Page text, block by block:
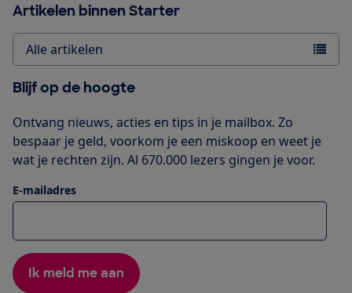
Artikelen binnen Starter
Alle artikelen
Blijf op de hoogte
Ontvang nieuws, acties en tips in je mailbox. Zo
bespaar je geld, voorkom je een miskoop en weet je
wat je rechten zijn. Al 670.000 lezers gingen je voor.
E-mailadres
Ik meld me aan